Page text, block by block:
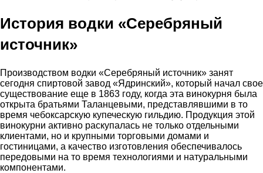
История водки «Серебряный
источник»
Производством водки «Серебряный источник» занят
сегодня спиртовой завод «Ядринский», который начал свое
существование еще в 1863 году, когда эта винокурня была
открыта братьями Таланцевыми, представлявшими в то
время чебоксарскую купеческую гильдию. Продукция этой
винокурни активно раскупалась не только отдельными
клиентами, но и крупными торговыми домами и
гостиницами, а качество изготовления обеспечивалось
передовыми на то время технологиями и натуральными
компонентами.